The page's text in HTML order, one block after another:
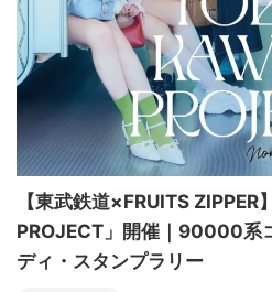
【東武鉄道×FRUITS
PROJECT」開催｜90000系
ディ・スタンプラリー